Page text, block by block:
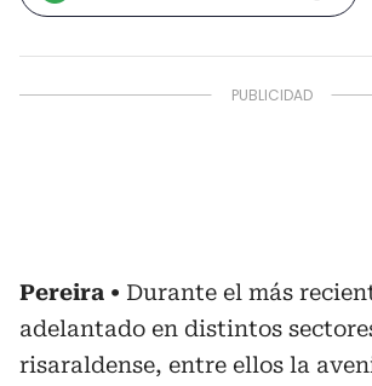
Pereira
Durante el más
adelantado en distintos
risaraldense, entre ellos la